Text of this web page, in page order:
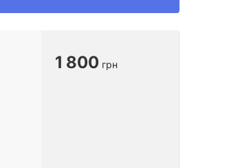
1 800 грн